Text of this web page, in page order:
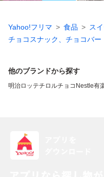
Yahoo!フリマ 食品 ス
チョコスナック、チョコバー
他のブランドから探す
明治ロッテチロルチョコ Nestle有